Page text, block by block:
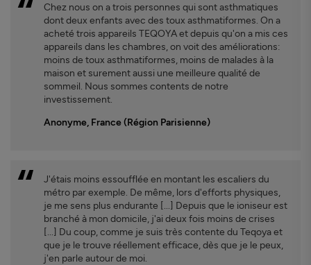
Chez nous on a trois personnes qui sont asthmatiques
dont deux enfants avec des toux asthmatiformes. On a
acheté trois appareils TEQOYA et depuis qu'on a mis ces
appareils dans les chambres, on voit des améliorations:
moins de toux asthmatiformes, moins de malades à la
maison et surement aussi une meilleure qualité de
sommeil. Nous sommes contents de notre
investissement.
Anonyme, France (Région Parisienne)
J'étais moins essoufflée en montant les escaliers du
métro par exemple. De même, lors d'efforts physiques,
je me sens plus endurante [...] Depuis que le ioniseur est
branché à mon domicile, j'ai deux fois moins de crises
[...] Du coup, comme je suis très contente du Teqoya et
que je le trouve réellement efficace, dès que je le peux,
j'en parle autour de moi.